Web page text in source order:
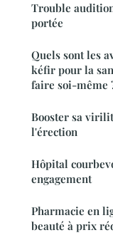
Trouble
portée
Quels sont les
kéfir pour la
faire soi-même
Booster sa
l'érection
Hôpital
engagement
Pharmacie en
beauté à prix